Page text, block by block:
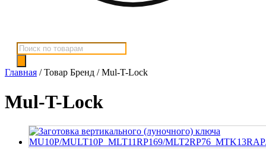
Поиск
товаров
Главная / Товар Бренд / Mul-T-Lock
Mul-T-Lock